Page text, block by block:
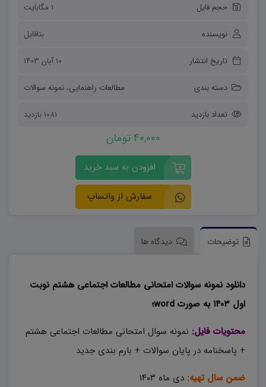
حجم فایل 1 مگابایت
نویسنده بتافایل
تاریخ انتشار ۱۰ آبان ۱۴۰۳
دسته بندی مطالعات راهنمایی، نمونه سوالات
تعداد بازدید 1081 بازدید
40,000 تومان
افزودن به سبد خرید
سفارش از واتساپ
توضیحات دیدگاه ها
دانلود نمونه سوالات امتحانی مطالعات اجتماعی هشتم نوبت
اول ۱۴۰۳ به صورت word؛
محتویات فایل: نمونه سوال امتحانی مطالعات اجتماعی هشتم
+ پاسخنامه در پایان سوالات + بارم بندی جدید
ضمن سال تهیه: دی ماه ۱۴۰۳